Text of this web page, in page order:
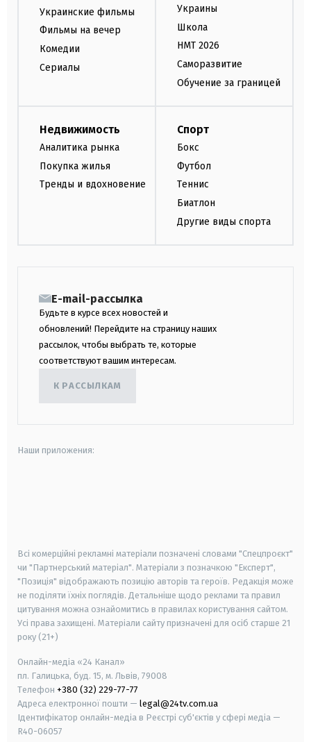
Украинские фильмы
Фильмы на вечер
Комедии
Сериалы
Украины
Школа
НМТ 2026
Саморазвитие
Обучение за границей
Недвижимость
Аналитика рынка
Покупка жилья
Тренды и вдохновение
Спорт
Бокс
Футбол
Теннис
Биатлон
Другие виды спорта
E-mail-рассылка
Будьте в курсе всех новостей и
обновлений! Перейдите на страницу наших
рассылок, чтобы выбрать те, которые
соответствуют вашим интересам.
К РАССЫЛКАМ
Наши приложения:
Всі комерційні рекламні матеріали позначені словами "Спецпроєкт"
чи "Партнерський матеріал". Матеріали з позначкою "Експерт",
"Позиція" відображають позицію авторів та героїв. Редакція може
не поділяти їхніх поглядів. Детальніше щодо реклами та правил
цитування можна ознайомитись в правилах користування сайтом.
Усі права захищені. Матеріали сайту призначені для осіб старше 21
року (21+)
Онлайн-медіа «24 Канал»
пл. Галицька, буд. 15, м. Львів, 79008
Телефон +380 (32) 229-77-77
Адреса електронної пошти — legal@24tv.com.ua
Ідентифікатор онлайн-медіа в Реєстрі суб'єктів у сфері медіа —
R40-06057